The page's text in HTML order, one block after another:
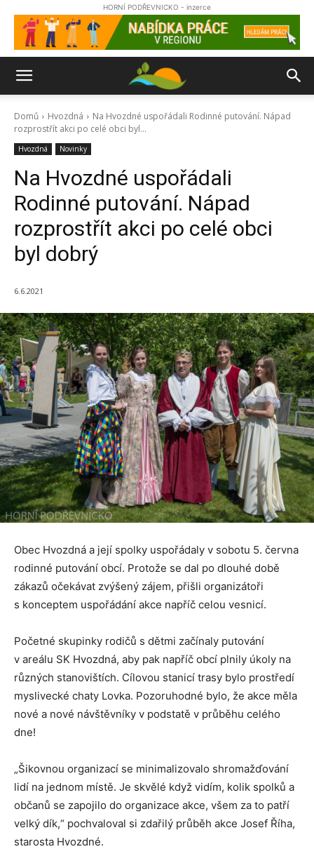
HORNÍ PODŘEVNICKO - inzerce
Domů Hvozdná
Na Hvozdné uspořádali Rodinné putování. Nápad
rozprostřít akci po celé obci byl...
Hvozdná Novinky
Na Hvozdné uspořádali
Rodinné putování. Nápad
rozprostřít akci po celé obci
byl dobrý
6.6.2021
Obec Hvozdná a její spolky uspořádaly v sobotu 5. června
rodinné putování obcí. Protože se dal po dlouhé době
zákazů očekávat zvýšený zájem, přišli organizátoři
s konceptem uspořádání akce napříč celou vesnicí.
Početné skupinky rodičů s dětmi začínaly putování
v areálu SK Hvozdná, aby pak napříč obcí plnily úkoly na
různých stanovištích. Cílovou stanicí trasy bylo prostředí
myslivecké chaty Lovka. Pozoruhodné bylo, že akce měla
nové a nové návštěvníky v podstatě v průběhu celého
dne!
„Šikovnou organizací se minimalizovalo shromažďování
lidí na jednom místě. Je skvělé když vidím, kolik spolků a
občanů se zapojilo do organizace akce, všem za to patří
velký dík,“ pochvaloval si zdařilý průběh akce Josef Říha,
starosta Hvozdné.